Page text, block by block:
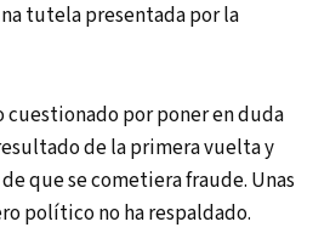
tutela presentada por la
cuestionado por poner en duda
de la primera vuelta y
que se cometiera fraude. Unas
político no ha respaldado.